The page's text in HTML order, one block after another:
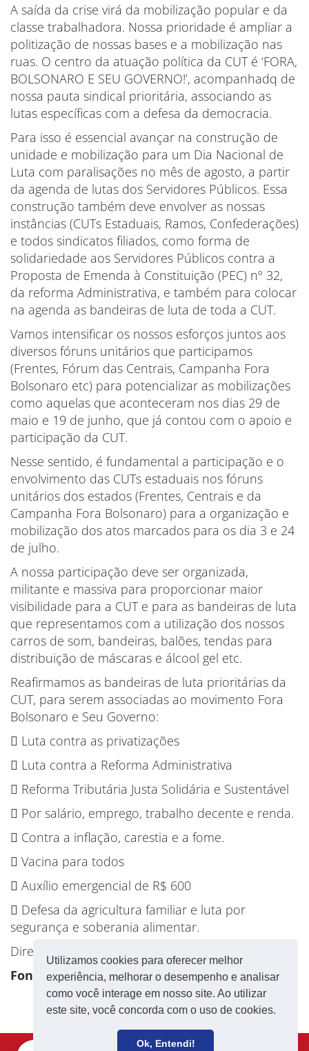
Utilizamos cookies para oferecer melhor
experiência, melhorar o desempenho e analisar
como você interage em nosso site. Ao utilizar
este site, você concorda com o uso de cookies.
Ok, Entendi!
A saída da crise virá da mobilização popular e da
classe trabalhadora. Nossa prioridade é ampliar a
politização de nossas bases e a mobilização nas
ruas. O centro da atuação política da CUT é ‘FORA,
BOLSONARO E SEU GOVERNO!’, acompanhadq de
nossa pauta sindical prioritária, associando as
lutas específicas com a defesa da democracia.
Para isso é essencial avançar na construção de
unidade e mobilização para um Dia Nacional de
Luta com paralisações no mês de agosto, a partir
da agenda de lutas dos Servidores Públicos. Essa
construção também deve envolver as nossas
instâncias (CUTs Estaduais, Ramos, Confederações)
e todos sindicatos filiados, como forma de
solidariedade aos Servidores Públicos contra a
Proposta de Emenda à Constituição (PEC) nº 32,
da reforma Administrativa, e também para colocar
na agenda as bandeiras de luta de toda a CUT.
Vamos intensificar os nossos esforços juntos aos
diversos fóruns unitários que participamos
(Frentes, Fórum das Centrais, Campanha Fora
Bolsonaro etc) para potencializar as mobilizações
como aquelas que aconteceram nos dias 29 de
maio e 19 de junho, que já contou com o apoio e
participação da CUT.
Nesse sentido, é fundamental a participação e o
envolvimento das CUTs estaduais nos fóruns
unitários dos estados (Frentes, Centrais e da
Campanha Fora Bolsonaro) para a organização e
mobilização dos atos marcados para os dia 3 e 24
de julho.
A nossa participação deve ser organizada,
militante e massiva para proporcionar maior
visibilidade para a CUT e para as bandeiras de luta
que representamos com a utilização dos nossos
carros de som, bandeiras, balões, tendas para
distribuição de máscaras e álcool gel etc.
Reafirmamos as bandeiras de luta prioritárias da
CUT, para serem associadas ao movimento Fora
Bolsonaro e Seu Governo:
 Luta contra as privatizações
 Luta contra a Reforma Administrativa
 Reforma Tributária Justa Solidária e Sustentável
 Por salário, emprego, trabalho decente e renda.
 Contra a inflação, carestia e a fome.
 Vacina para todos
 Auxílio emergencial de R$ 600
 Defesa da agricultura familiar e luta por
segurança e soberania alimentar.
Direção Nacional da CUT
Fonte: CUT